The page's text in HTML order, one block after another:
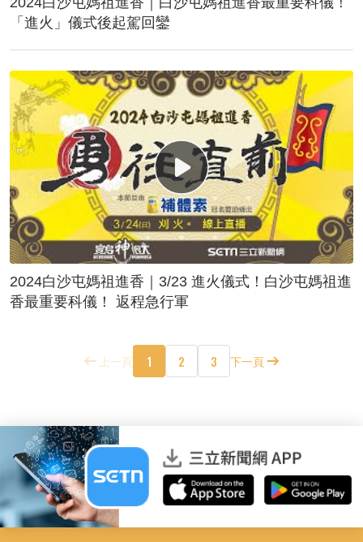
「進火」儀式後起駕回鑾
2024白沙屯媽祖進香｜3/23 進火儀式！白沙屯媽祖進
香最重要科儀！ 返程急行軍
上一頁 1 2 3 下一頁